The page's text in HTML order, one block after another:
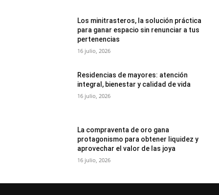
Los minitrasteros, la solución práctica
para ganar espacio sin renunciar a tus
pertenencias
16 julio, 2026
Residencias de mayores: atención
integral, bienestar y calidad de vida
16 julio, 2026
La compraventa de oro gana
protagonismo para obtener liquidez y
aprovechar el valor de las joya
16 julio, 2026